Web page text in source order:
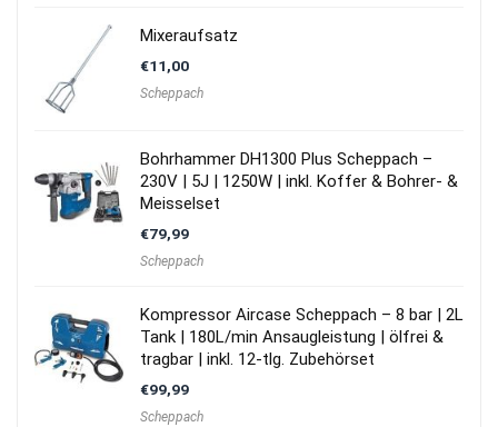
Mixeraufsatz
€11,00
Scheppach
Bohrhammer DH1300 Plus Scheppach –
230V | 5J | 1250W | inkl. Koffer & Bohrer- &
Meisselset
€79,99
Scheppach
Kompressor Aircase Scheppach – 8 bar | 2L
Tank | 180L/min Ansaugleistung | ölfrei &
tragbar | inkl. 12-tlg. Zubehörset
€99,99
Scheppach